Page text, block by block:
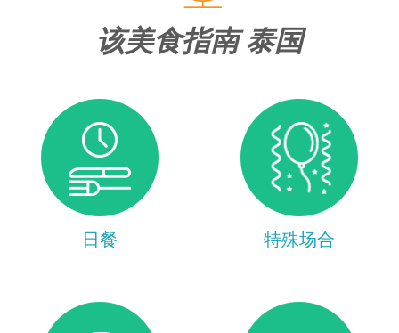
该美食指南 泰国
日餐 特殊场合